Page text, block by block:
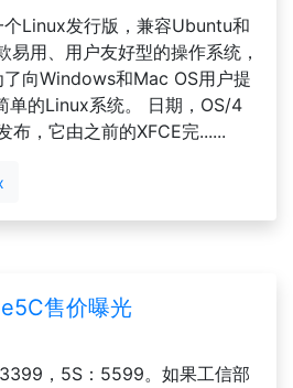
Linux发行版，兼容Ubuntu和
用、用户友好型的操作系统，
向Windows和Mac OS用户提
单的Linux系统。 日期，OS/4
布，它由之前的XFCE完......
售价曝光
，5S：5599。如果工信部